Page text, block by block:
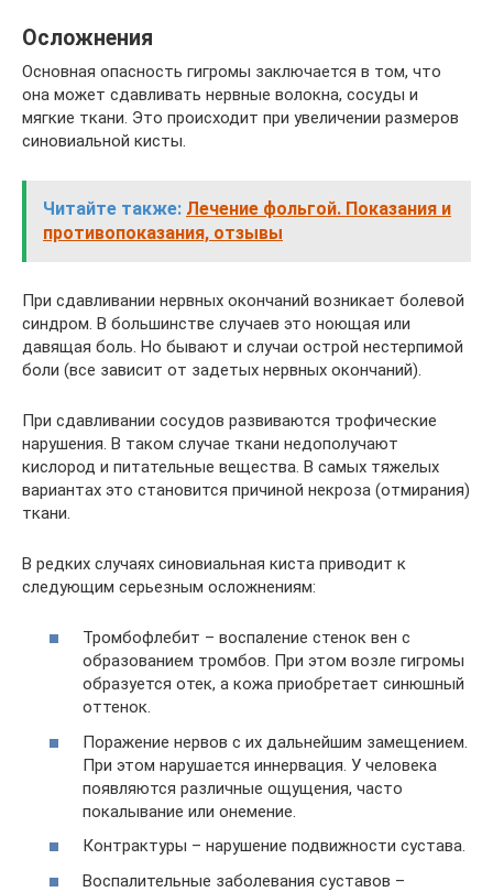
Осложнения
Основная опасность гигромы заключается в том, что
она может сдавливать нервные волокна, сосуды и
мягкие ткани. Это происходит при увеличении размеров
синовиальной кисты.
Читайте также: Лечение фольгой. Показания и
противопоказания, отзывы
При сдавливании нервных окончаний возникает болевой
синдром. В большинстве случаев это ноющая или
давящая боль. Но бывают и случаи острой нестерпимой
боли (все зависит от задетых нервных окончаний).
При сдавливании сосудов развиваются трофические
нарушения. В таком случае ткани недополучают
кислород и питательные вещества. В самых тяжелых
вариантах это становится причиной некроза (отмирания)
ткани.
В редких случаях синовиальная киста приводит к
следующим серьезным осложнениям:
Тромбофлебит – воспаление стенок вен с
образованием тромбов. При этом возле гигромы
образуется отек, а кожа приобретает синюшный
оттенок.
Поражение нервов с их дальнейшим замещением.
При этом нарушается иннервация. У человека
появляются различные ощущения, часто
покалывание или онемение.
Контрактуры – нарушение подвижности сустава.
Воспалительные заболевания суставов –